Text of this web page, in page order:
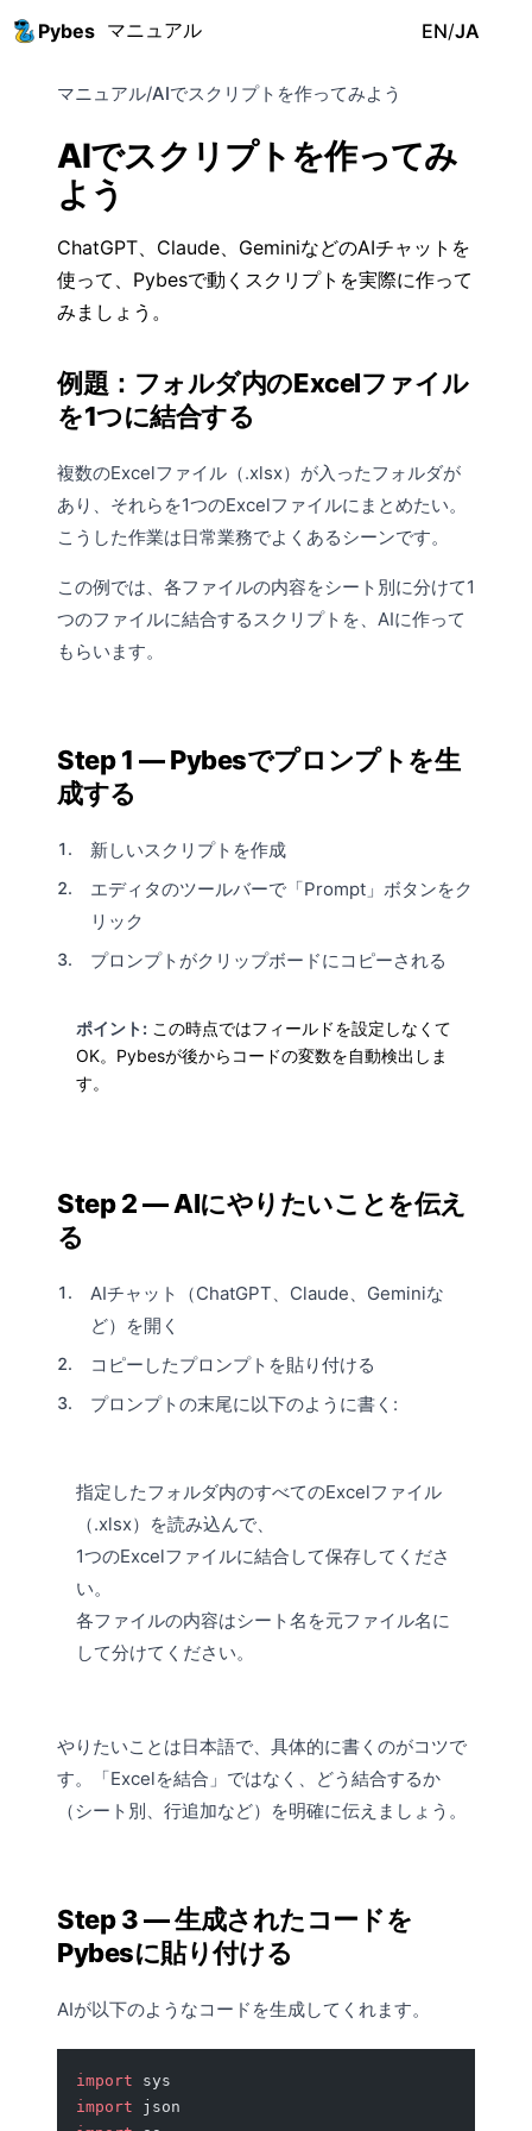
Pybes マニュアル EN/JA
マニュアル/AIでスクリプトを作ってみよう
AIでスクリプトを作ってみ
よう
ChatGPT、Claude、GeminiなどのAIチャットを
使って、Pybesで動くスクリプトを実際に作って
みましょう。
例題：フォルダ内のExcelファイル
を1つに結合する
複数のExcelファイル（.xlsx）が入ったフォルダが
あり、それらを1つのExcelファイルにまとめたい。
こうした作業は日常業務でよくあるシーンです。
この例では、各ファイルの内容をシート別に分けて1
つのファイルに結合するスクリプトを、AIに作って
もらいます。
Step 1 — Pybesでプロンプトを生
成する
新しいスクリプトを作成
エディタのツールバーで「Prompt 」ボタンをク
リック
プロンプトがクリップボードにコピーされる
ポイント: この時点ではフィールドを設定しなくて
OK。Pybesが後からコードの変数を自動検出 しま
す。
Step 2 — AIにやりたいことを伝え
る
AIチャット（ChatGPT、Claude、Geminiな
ど）を開く
コピーしたプロンプトを貼り付ける
プロンプトの末尾に以下のように書く:
指定したフォルダ内のすべてのExcelファイル
（.xlsx）を読み込んで、
1つのExcelファイルに結合して保存してくださ
い。
各ファイルの内容はシート名を元ファイル名に
して分けてください。
やりたいことは日本語で、具体的に書くのがコツで
す。「Excelを結合」ではなく、どう結合するか
（シート別、行追加など）を明確に伝えましょう。
Step 3 — 生成されたコードを
Pybesに貼り付ける
AIが以下のようなコードを生成してくれます。
import sys
import json